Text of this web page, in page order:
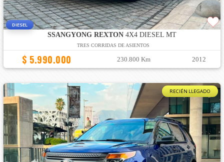
DIESEL
SSANGYONG REXTON4X4 DIESEL MT
TRES CORRIDAS DE ASIENTOS
$ 5.990.000 230.800 Km 2012
RECIÉN LLEGADO